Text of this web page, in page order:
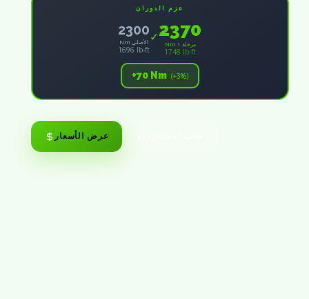
عزم الدوران
2300
Nm الأصلي
1696 lb-ft
✓2370
Nm مرحلة 1
1748 lb-ft
+70 Nm (+3%)
عرض الأسعار